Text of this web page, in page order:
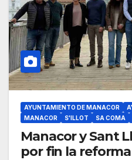
AYUNTAMIENTO DE MANACOR
MANACOR
S'ILLOT SA COMA
Manacor y Sant
por fin la